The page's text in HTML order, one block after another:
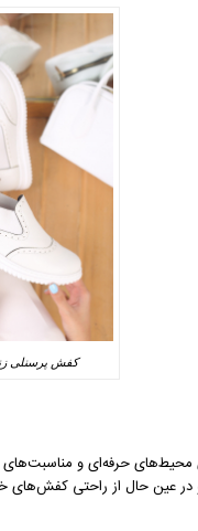
کفش پرسنلی
حرفه‌ای و مناسبت‌های
در عین حال از راحتی